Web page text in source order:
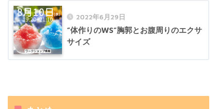
2022年6月29日
”体作りのWS”胸郭とお腹周りのエクサ
サイズ